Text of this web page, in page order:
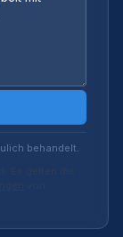
behandelt.